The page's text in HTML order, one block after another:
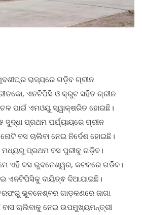
ରାଜ୍ୟରେ ଗଡ଼ିବ ଗ୍ରୀନ
ଏନଟିପିସି ଓ କ୍ରୁଟ ସହିତ ଗ୍ରୀନ
ପାଇଁ ଏମଓୟୁ ସ୍ୱାକ୍ଷରିତ ହୋଇଛି।
ସୁଦ୍ଧା ପ୍ରଥମ ପର୍ଯ୍ୟାୟରେ ଗ୍ରୀନ
ବସ ଚାଲିବା ନେଇ ନିର୍ଦେଶ ହୋଇଛି।
ମଧ୍ୟରୁ ପ୍ରଥମ ବସ ପୁରୀକୁ ଗଡ଼ିବ।
ଏହି ବସ ଭୁବନେଶ୍ୱର, କଟକରେ ଗଡିବ।
ଏନଟିପିସିକୁ ଦାୟିତ୍ଵ ଦିଆଯାଇଛି।
ଭୁବନେଶ୍ବର ଗାଡ଼କଣରେ ଜାଗା
ଚାଲିବାକୁ ନେଇ ଉପମୁଖ୍ୟମନ୍ତ୍ରୀ